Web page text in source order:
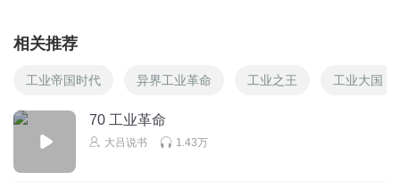
相关推荐
工业帝国时代 异界工业革命 工业之王 工业大国
70 工业革命
大吕说书 1.43万